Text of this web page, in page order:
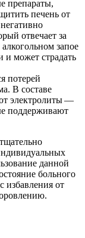
препараты,
печень от
отвечает за
запое
и может страдать
потерей
В составе
электролиты —
поддерживают
данной
больного
избавления от